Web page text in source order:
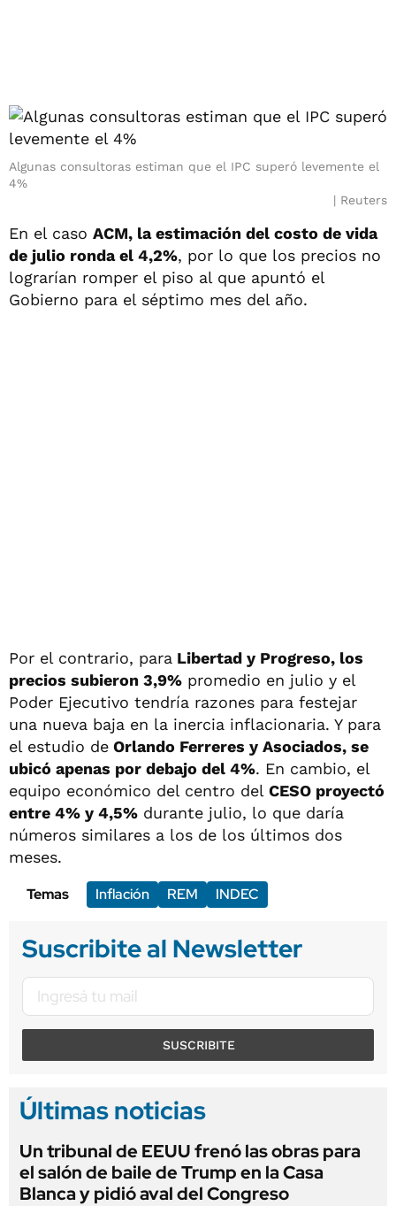
Algunas consultoras estiman que el IPC superó levemente el
4%
Reuters
En el caso ACM, la estimación del costo de vida
de julio ronda el 4,2%, por lo que los precios no
lograrían romper el piso al que apuntó el
Gobierno para el séptimo mes del año.
Por el contrario, para Libertad y Progreso, los
precios subieron 3,9% promedio en julio y el
Poder Ejecutivo tendría razones para festejar
una nueva baja en la inercia inflacionaria. Y para
el estudio de Orlando Ferreres y Asociados, se
ubicó apenas por debajo del 4%. En cambio, el
equipo económico del centro del CESO proyectó
entre 4% y 4,5% durante julio, lo que daría
números similares a los de los últimos dos
meses.
Temas
Inflación REM INDEC
Suscribite al Newsletter
SUSCRIBITE
Últimas noticias
Un tribunal de EEUU frenó las obras para
el salón de baile de Trump en la Casa
Blanca y pidió aval del Congreso